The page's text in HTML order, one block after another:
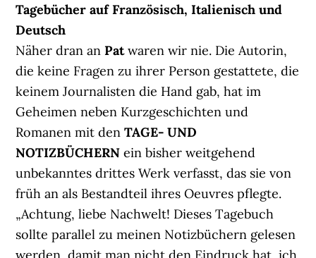
Tagebücher auf Französisch, Italienisch und
Deutsch
Näher dran anPatwaren wir nie. Die Autorin,
die keine Fragen zu ihrer Person gestattete, die
keinem Journalisten die Hand gab, hat im
Geheimen neben Kurzgeschichten und
Romanen mit denTAGE- UND
NOTIZBÜCHERN ein bisher weitgehend
unbekanntes drittes Werk verfasst, das sie von
früh an als Bestandteil ihres Oeuvres pflegte.
„Achtung, liebe Nachwelt! Dieses Tagebuch
sollte parallel zu meinen Notizbüchern gelesen